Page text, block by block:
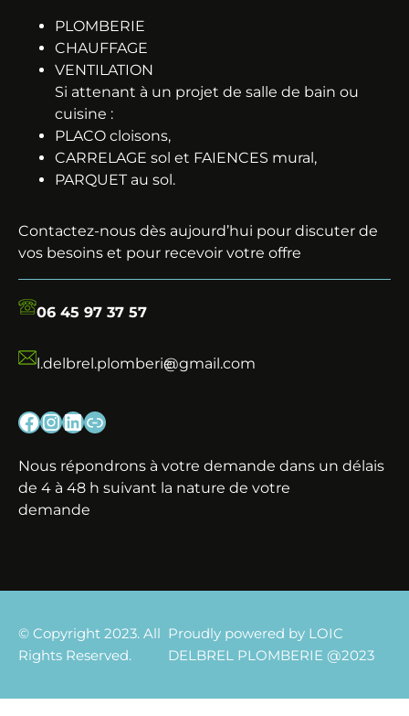
PLOMBERIE
CHAUFFAGE
VENTILATION
Si attenant à un projet de salle de bain ou
cuisine :
PLACO cloisons,
CARRELAGE sol et FAIENCES mural,
PARQUET au sol.
Contactez-nous dès aujourd’hui pour discuter de
vos besoins et pour recevoir votre offre
06 45 97 37 57
l.delbrel.plomberie@gmail.com
Facebook InstagramLinkedIn Lien
Nous répondrons à votre demande dans un délais
de 4 à 48 h suivant la nature de votre
demande
© Copyright 2023. All
Rights Reserved.
Proudly powered by LOIC
DELBREL PLOMBERIE @2023